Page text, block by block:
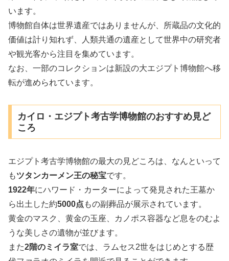
います。
博物館自体は世界遺産ではありませんが、所蔵品の文化的
価値は計り知れず、人類共通の遺産として世界中の研究者
や観光客から注目を集めています。
なお、一部のコレクションは新設の大エジプト博物館へ移
転が進められています。
カイロ・エジプト考古学博物館のおすすめ見ど
ころ
エジプト考古学博物館の最大の見どころは、なんといって
もツタンカーメン王の秘宝です。
1922年にハワード・カーターによって発見された王墓か
ら出土した約5000点 もの副葬品が展示されています。
黄金のマスク、黄金の玉座、カノポス容器など息をのむよ
うな美しさの遺物が並びます。
また2階のミイラ室では、ラムセス2世をはじめとする歴